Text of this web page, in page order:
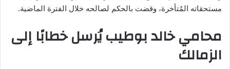
مستحقاته المُتأخرة، وقضت بالحكم لصالحه خلال الفترة الماضية.
محامي خالد بوطيب يُرسل خطابًا إلى
الزمالك